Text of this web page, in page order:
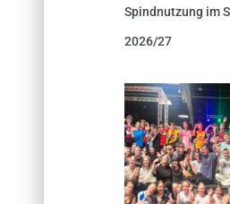
Spindnutzung im
2026/27